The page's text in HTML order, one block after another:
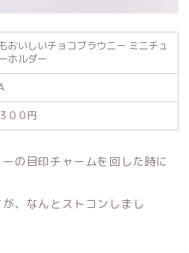
おいしいチョコブラウニー ミニチュ
ホルダー
００円
の目印チャームを回した時に
、なんとストコンしまし